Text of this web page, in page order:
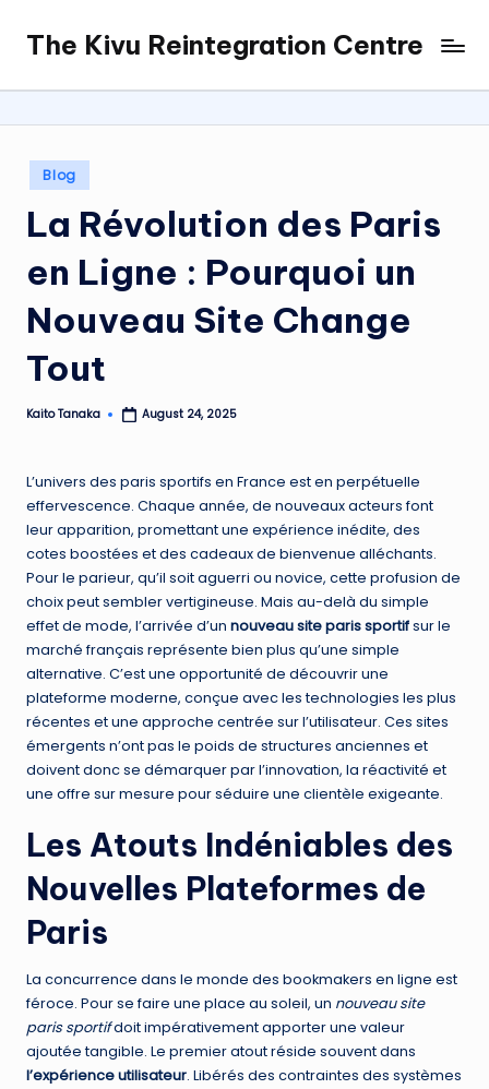
content
The Kivu Reintegration Centre
Posted
in
Blog
La Révolution des Paris
en Ligne : Pourquoi un
Nouveau Site Change
Tout
Posted
Kaito Tanaka August 24, 2025
L’univers des paris sportifs en France est en perpétuelle
effervescence. Chaque année, de nouveaux acteurs font
leur apparition, promettant une expérience inédite, des
cotes boostées et des cadeaux de bienvenue alléchants.
Pour le parieur, qu’il soit aguerri ou novice, cette profusion de
choix peut sembler vertigineuse. Mais au-delà du simple
effet de mode, l’arrivée d’un nouveau site paris sportifsur le
marché français représente bien plus qu’une simple
alternative. C’est une opportunité de découvrir une
plateforme moderne, conçue avec les technologies les plus
récentes et une approche centrée sur l’utilisateur. Ces sites
émergents n’ont pas le poids de structures anciennes et
doivent donc se démarquer par l’innovation, la réactivité et
une offre sur mesure pour séduire une clientèle exigeante.
Les Atouts Indéniables des
Nouvelles Plateformes de
Paris
La concurrence dans le monde des bookmakers en ligne est
féroce. Pour se faire une place au soleil, un nouveau site
paris sportifdoit impérativement apporter une valeur
ajoutée tangible. Le premier atout réside souvent dans
l’expérience utilisateur. Libérés des contraintes des systèmes